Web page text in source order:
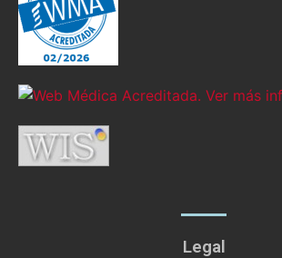
Legal